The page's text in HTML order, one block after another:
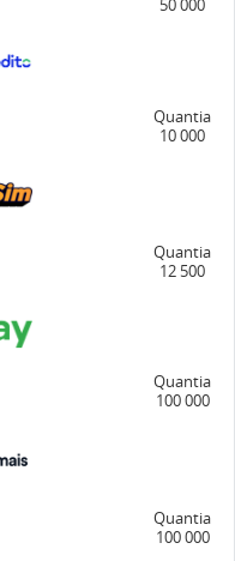
50 000
Quantia
10 000
Quantia
12 500
Quantia
100 000
Quantia
100 000